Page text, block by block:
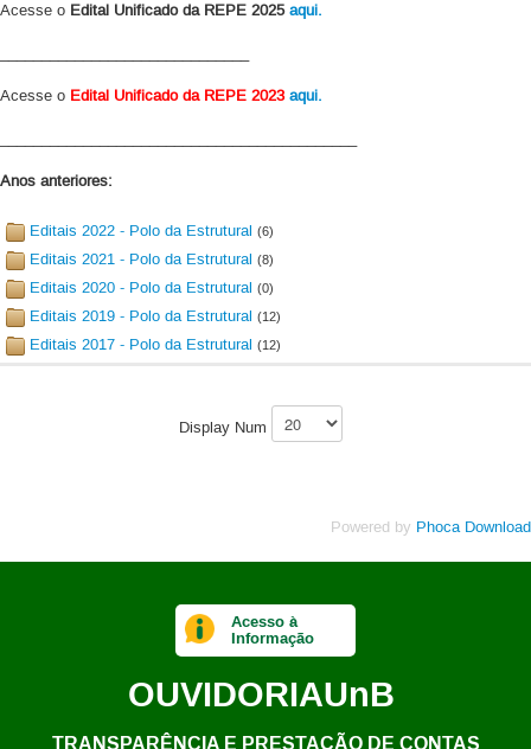
Acesse o Edital Unificado da REPE 2025 aqui.
Acesse o Edital Unificado da REPE 2023 aqui.
Anos anteriores:
Editais 2022 - Polo da Estrutural (6)
Editais 2021 - Polo da Estrutural (8)
Editais 2020 - Polo da Estrutural (0)
Editais 2019 - Polo da Estrutural (12)
Editais 2017 - Polo da Estrutural (12)
Display Num
Powered by Phoca Download
Acesso à
Informação
OUVIDORIAUnB
TRANSPARÊNCIA E PRESTAÇÃO DE CONTAS